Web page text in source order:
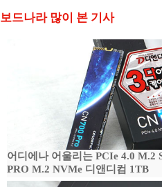
보드나라 많이 본 기사
어디에나 어울리는 PCIe 4.0 M.2
PRO M.2 NVMe 디앤디컴 1TB